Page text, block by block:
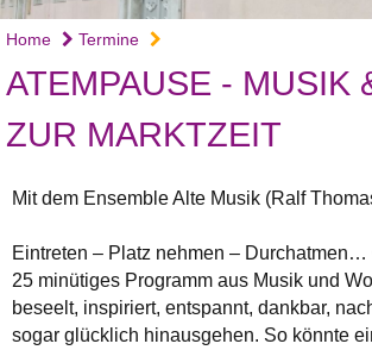
Home Termine
ATEMPAUSE - MUSIK
ZUR MARKTZEIT
Mit dem Ensemble Alte Musik (Ralf
Eintreten – Platz nehmen –
25 minütiges Programm aus Musik und
beseelt, inspiriert, entspannt, dankbar,
sogar glücklich hinausgehen. So könnte